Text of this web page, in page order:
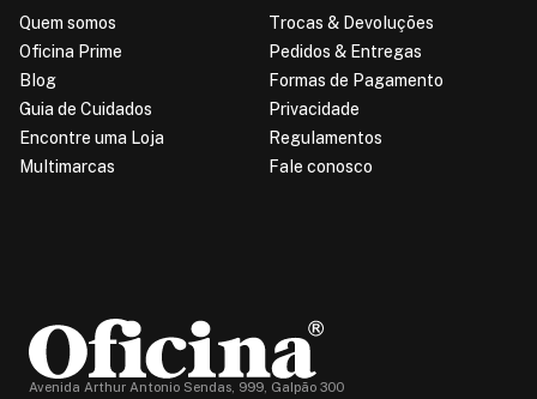
Quem somos
Oficina Prime
Blog
Guia de Cuidados
Encontre uma Loja
Multimarcas
Trocas & Devoluções
Pedidos & Entregas
Formas de Pagamento
Privacidade
Regulamentos
Fale conosco
Avenida Arthur Antonio Sendas, 999, Galpão 300